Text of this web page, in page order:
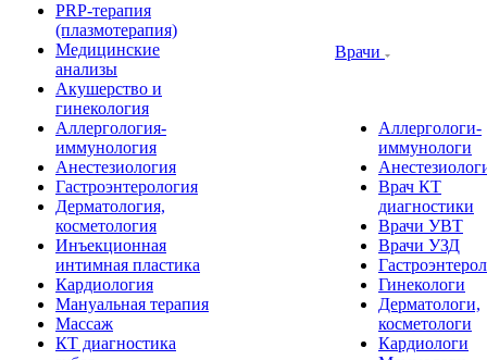
PRP-терапия
(плазмотерапия)
Медицинские
анализы
Акушерство и
гинекология
Аллергология-
иммунология
Анестезиология
Гастроэнтерология
Дерматология,
косметология
Инъекционная
интимная пластика
Кардиология
Мануальная терапия
Массаж
КТ диагностика
Врачи
Аллергологи-
иммунологи
Врач КТ
диагностики
Врачи УВТ
Врачи УЗД
Гинекологи
Дерматологи,
косметологи
Кардиологи